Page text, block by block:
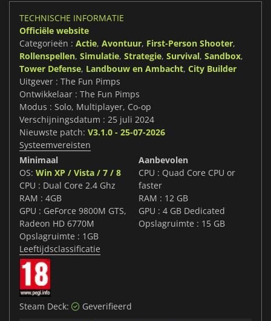
TECHNISCHE INFORMATIE
Officiële website
Categorieën : Actie, Avontuur, First-Person Shooter,
Rollenspellen, Simulatie, Strategie, Survival, Sandbox,
Tower Defense, Landbouw en Ambacht, City Builder
Uitgever : The Fun Pimps
Ontwikkelaar : The Fun Pimps
Modus : Solo, Multiplayer, Co-op
Verschijningsdatum : 25 juli 2024
Nieuwste patch: V3.1.0 - 25-07-2026
Systeemvereisten
Minimaal
OS: Win XP / Vista / 7 / 8
CPU : Dual Core 2.4 Ghz
RAM : 4GB
GPU : GeForce 9800M GTS,
Radeon HD 6770M
Opslagruimte : 1GB
Aanbevolen
CPU : Quad Core CPU or
faster
RAM : 12 GB
GPU : 4 GB Dedicated
Opslagruimte : 15 GB
Leeftijdsclassificatie
Steam Deck:
Geverifieerd